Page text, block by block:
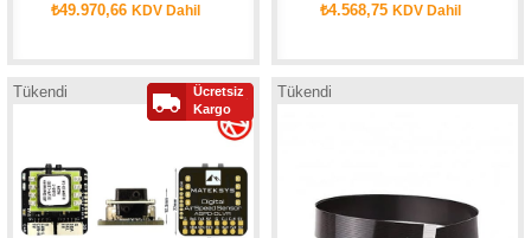
₺49.970,66KDV Dahil ₺4.568,75 KDV Dahil
Tükendi
Ücretsiz
Kargo
Tükendi